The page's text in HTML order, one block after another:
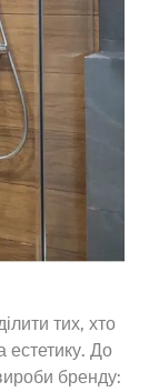
тих, хто
естетику. До
бренду: